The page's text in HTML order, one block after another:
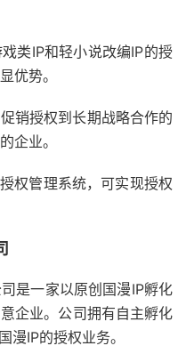
类IP和轻小说改编IP的授
优势。
销授权到长期战略合作的
企业。
权管理系统，可实现授权
是一家以原创国漫IP孵化
企业。公司拥有自主孵化
漫IP的授权业务。